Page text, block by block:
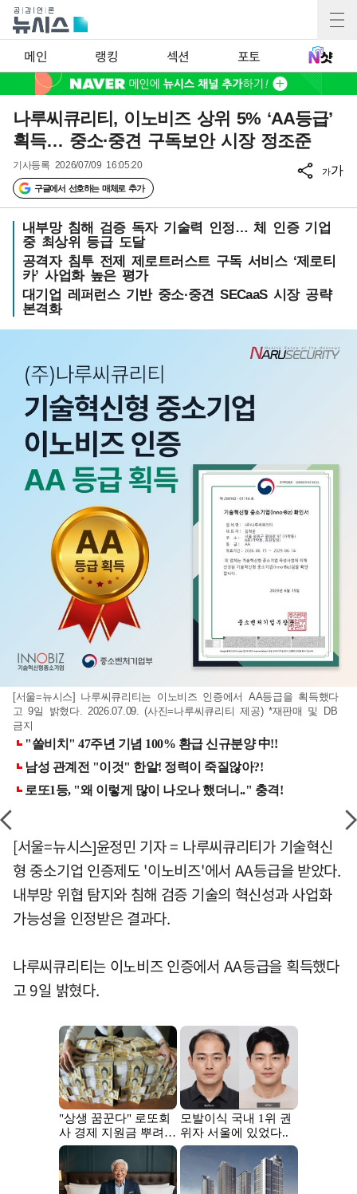
메인 랭킹 섹션 포토
나루씨큐리티, 이노비즈 상위 5% ‘AA등급’
획득… 중소·중견 구독보안 시장 정조준
기사등록 2026/07/09 16:05:20
구글에서 선호하는 매체로 추가
가가
내부망 침해 검증 독자 기술력 인정… 체 인증 기업
중 최상위 등급 도달
공격자 침투 전제 제로트러스트 구독 서비스 ‘제로티
카’ 사업화 높은 평가
대기업 레퍼런스 기반 중소·중견 SECaaS 시장 공략
본격화
[서울=뉴시스] 나루씨큐리티는 이노비즈 인증에서 AA등급을 획득했다
고 9일 밝혔다. 2026.07.09. (사진=나루씨큐리티 제공) *재판매 및 DB
금지
[서울=뉴시스]윤정민 기자 = 나루씨큐리티가 기술혁신
형 중소기업 인증제도 '이노비즈'에서 AA등급을 받았다.
내부망 위협 탐지와 침해 검증 기술의 혁신성과 사업화
가능성을 인정받은 결과다.
나루씨큐리티는 이노비즈 인증에서 AA등급을 획득했다
고 9일 밝혔다.